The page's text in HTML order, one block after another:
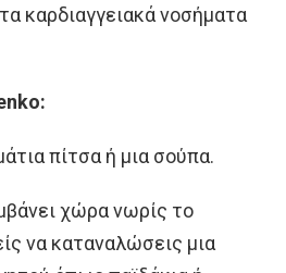
καρδιαγγειακά νοσήματα
πίτσα ή μια σούπα.
χώρα νωρίς το
να καταναλώσεις μια